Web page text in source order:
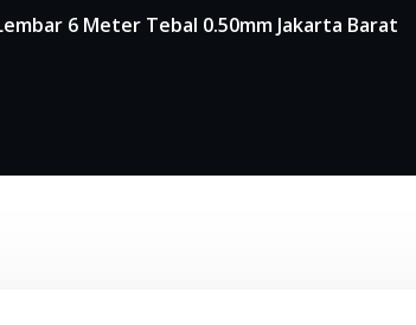
6 Meter Tebal 0.50mm Jakarta Barat